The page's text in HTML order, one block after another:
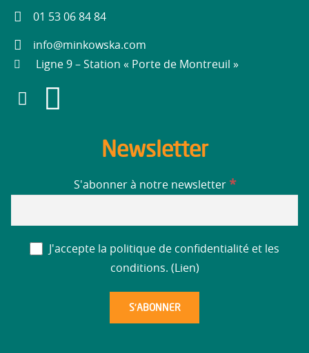
01 53 06 84 84
info@minkowska.com
Ligne 9 – Station « Porte de Montreuil »
Newsletter
S'abonner à notre newsletter *
J'accepte la politique de confidentialité et les
conditions. ( Lien)